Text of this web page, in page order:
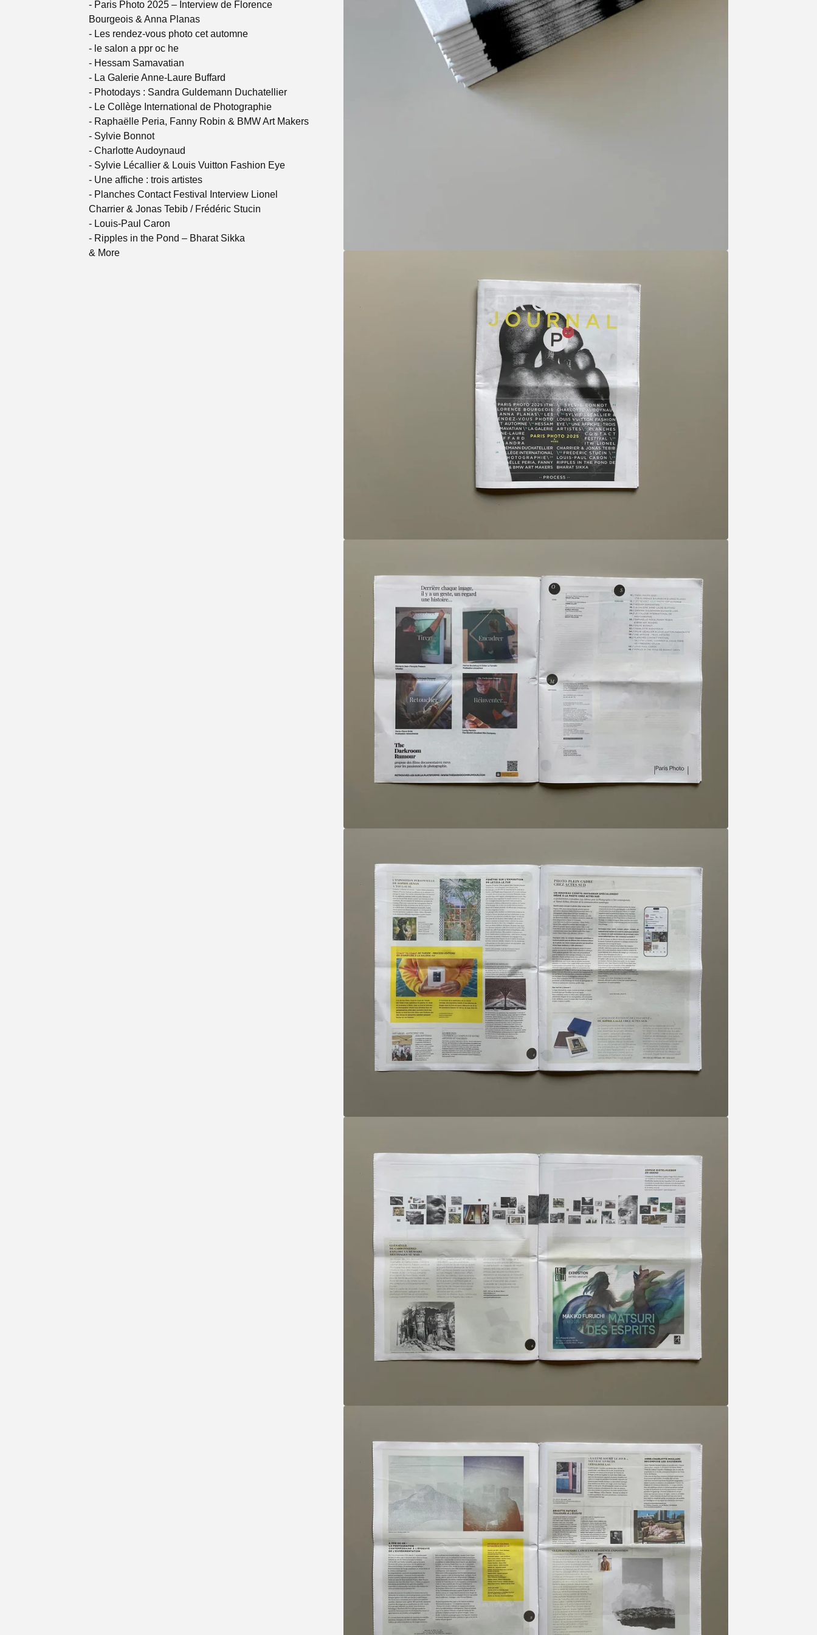
- Paris Photo 2025 – Interview de Florence
Bourgeois & Anna Planas
- Les rendez-vous photo cet automne
- le salon a ppr oc he
- Hessam Samavatian
- La Galerie Anne-Laure Buffard
- Photodays : Sandra Guldemann Duchatellier
- Le Collège International de Photographie
- Raphaëlle Peria, Fanny Robin & BMW Art Makers
- Sylvie Bonnot
- Charlotte Audoynaud
- Sylvie Lécallier & Louis Vuitton Fashion Eye
- Une affiche : trois artistes
- Planches Contact Festival Interview Lionel
Charrier & Jonas Tebib / Frédéric Stucin
- Louis-Paul Caron
- Ripples in the Pond – Bharat Sikka
& More